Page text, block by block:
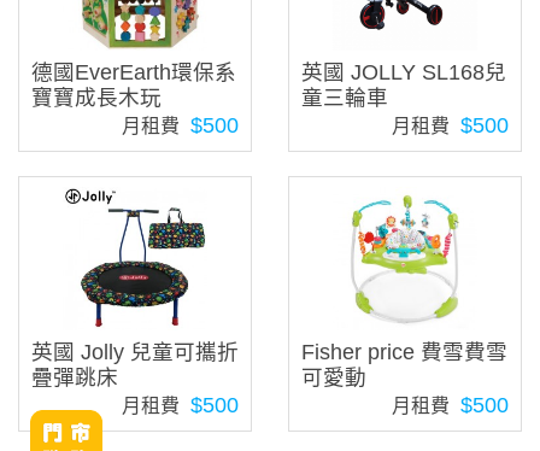
德國EverEarth環保系
寶寶成長木玩
月租費 $500
英國 JOLLY SL168兒
童三輪車
月租費 $500
英國 Jolly 兒童可攜折
疊彈跳床
月租費 $500
Fisher price 費雪費雪
可愛動
月租費 $500